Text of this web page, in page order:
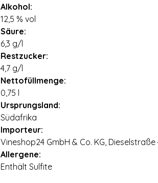
Alkohol:
12,5 % vol
Säure:
6,3 g/l
Restzucker:
4,7 g/l
Nettofüllmenge:
0,75 l
Ursprungsland:
Südafrika
Importeur:
Vineshop24 GmbH & Co. KG, Dieselstraße
Allergene:
Enthält Sulfite